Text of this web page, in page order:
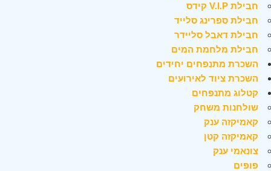
חבילת V.I.P קידס
חבילת ספרינג סלייד
חבילת דאבל סליידר
חבילת מלחמת המים
השכרת מתנפחים יחידים
השכרת ציוד לאירועים
קטלוג מתנפחים
שולחנות משחק
קאמיקזה ענק
קאמיקזה קטן
צונאמי ענק
פופים